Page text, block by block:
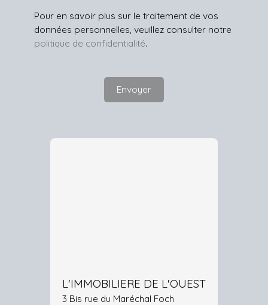
Pour en savoir plus sur le traitement de vos
données personnelles, veuillez consulter notre
politique de confidentialité.
Envoyer
L'IMMOBILIERE DE L'OUEST
3 Bis rue du Maréchal Foch